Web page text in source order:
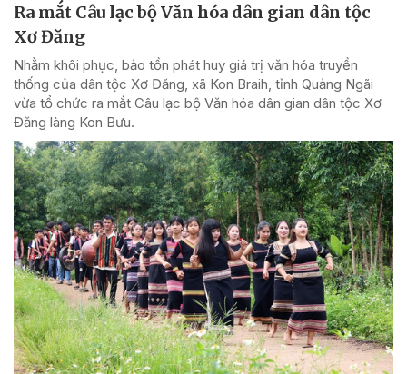
Ra mắt Câu lạc bộ Văn hóa dân gian dân tộc
Xơ Đăng
Nhằm khôi phục, bảo tồn phát huy giá trị văn hóa truyền
thống của dân tộc Xơ Đăng, xã Kon Braih, tỉnh Quảng Ngãi
vừa tổ chức ra mắt Câu lạc bộ Văn hóa dân gian dân tộc Xơ
Đăng làng Kon Bưu.